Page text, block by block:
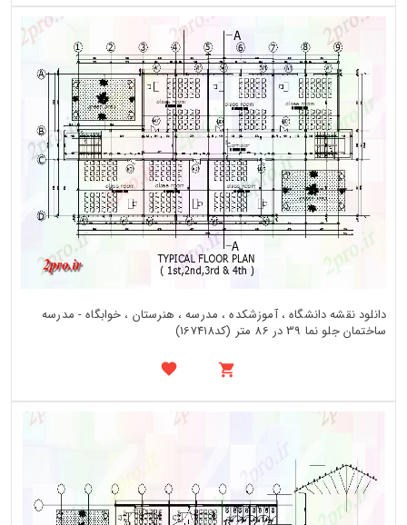
دانلود نقشه دانشگاه ، آموزشکده ، مدرسه ، هنرستان ، خوابگاه - مدرسه
ساختمان جلو نما 39 در 86 متر (کد167418)